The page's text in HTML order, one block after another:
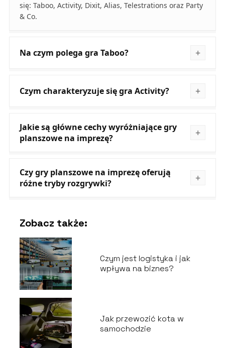
się: Taboo, Activity, Dixit, Alias, Telestrations oraz Party
& Co.
Na czym polega gra Taboo?
Czym charakteryzuje się gra Activity?
Jakie są główne cechy wyróżniające gry
planszowe na imprezę?
Czy gry planszowe na imprezę oferują
różne tryby rozgrywki?
Zobacz także:
Czym jest logistyka i jak
wpływa na biznes?
Jak przewozić kota w
samochodzie